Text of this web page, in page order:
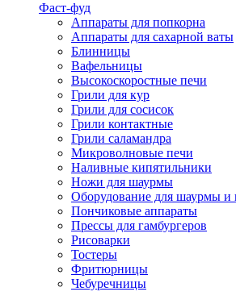
Фаст-фуд
Аппараты для попкорна
Аппараты для сахарной ваты
Блинницы
Вафельницы
Высокоскоростные печи
Грили для кур
Грили для сосисок
Грили контактные
Грили саламандра
Микроволновые печи
Наливные кипятильники
Ножи для шаурмы
Оборудование для шаурмы
Пончиковые аппараты
Прессы для гамбургеров
Рисоварки
Тостеры
Фритюрницы
Чебуречницы